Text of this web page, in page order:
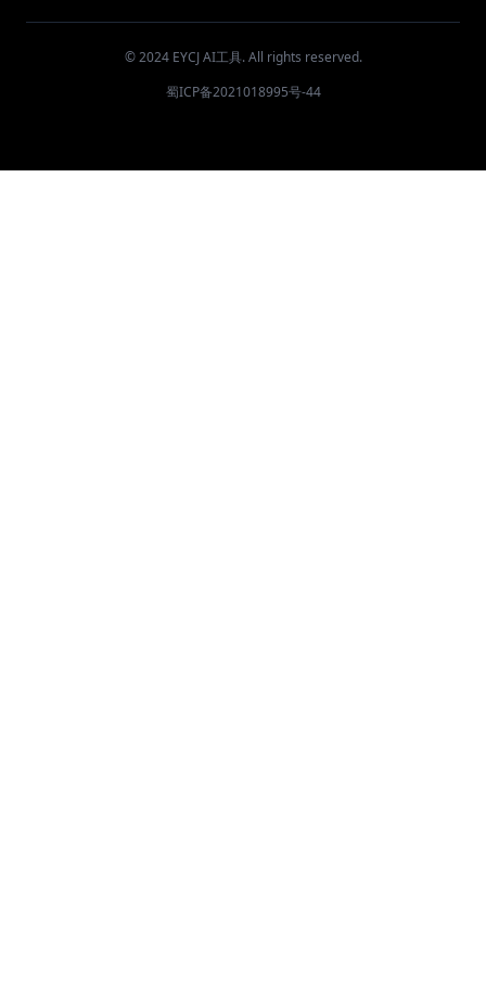
© 2024 EYCJ AI工具. All rights reserved.
蜀ICP备2021018995号-44